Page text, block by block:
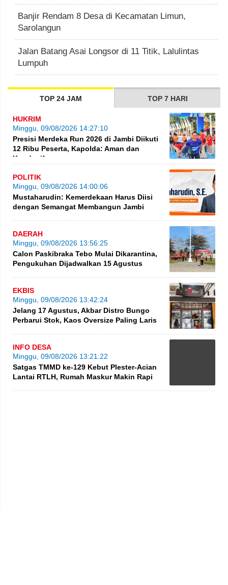
Banjir Rendam 8 Desa di Kecamatan Limun,
Sarolangun
Jalan Batang Asai Longsor di 11 Titik, Lalulintas
Lumpuh
TOP 24 JAM TOP 7 HARI
HUKRIM
Minggu, 09/08/2026 14:27:10
Presisi Merdeka Run 2026 di Jambi Diikuti
12 Ribu Peserta, Kapolda: Aman dan
Kondusif
POLITIK
Minggu, 09/08/2026 14:00:06
Mustaharudin: Kemerdekaan Harus Diisi
dengan Semangat Membangun Jambi
DAERAH
Minggu, 09/08/2026 13:56:25
Calon Paskibraka Tebo Mulai Dikarantina,
Pengukuhan Dijadwalkan 15 Agustus
EKBIS
Minggu, 09/08/2026 13:42:24
Jelang 17 Agustus, Akbar Distro Bungo
Perbarui Stok, Kaos Oversize Paling Laris
INFO DESA
Minggu, 09/08/2026 13:21:22
Satgas TMMD ke-129 Kebut Plester-Acian
Lantai RTLH, Rumah Maskur Makin Rapi